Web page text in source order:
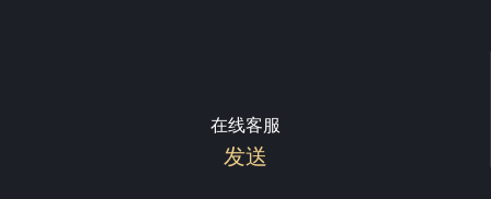
在线客服
发送